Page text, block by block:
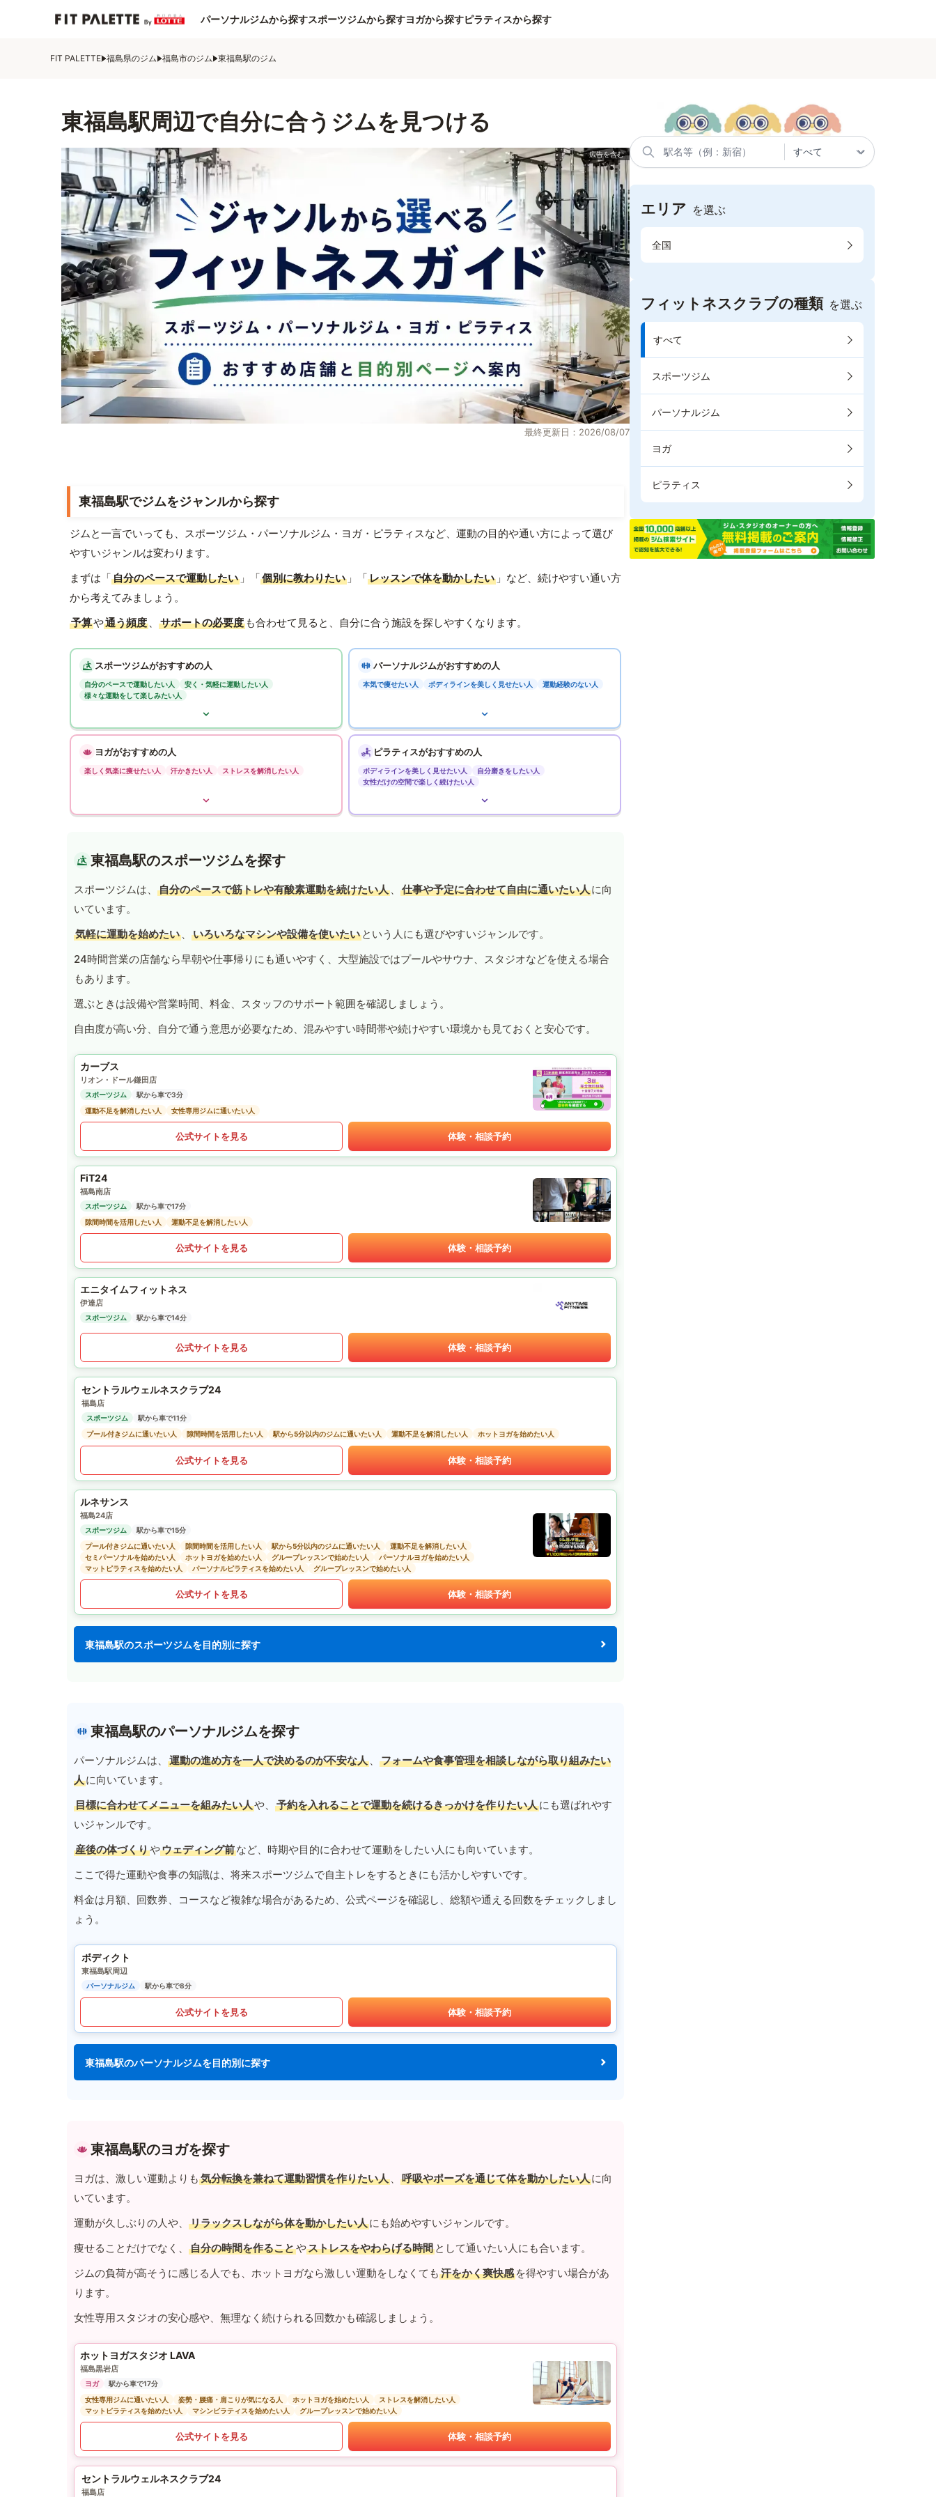
パーソナルジムから探すスポーツジムから探すヨガから探すピラティスから探す
FIT PALETTE 福島県のジム 福島市のジム 東福島駅のジム
東福島駅周辺で自分に合うジムを見つける
最終更新日：2026/08/07
東福島駅でジムをジャンルから探す
ジムと一言でいっても、スポーツジム・パーソナルジム・ヨガ・ピラティスなど、運動の目的や通い方によって選び
やすいジャンルは変わります。
まずは「自分のペースで運動したい 」「個別に教わりたい 」「レッスンで体を動かしたい 」など、続けやすい通い方
から考えてみましょう。
予算や通う頻度 、 サポートの必要度 も合わせて見ると、自分に合う施設を探しやすくなります。
スポーツジムがおすすめの人
自分のペースで運動したい人
安く・気軽に運動したい人
様々な運動をして楽しみたい人
パーソナルジムがおすすめの人
本気で痩せたい人 ボディラインを美しく見せたい人 運動経験のない人
ヨガがおすすめの人
楽しく気楽に痩せたい人 汗かきたい人 ストレスを解消したい人
ピラティスがおすすめの人
ボディラインを美しく見せたい人
自分磨きをしたい人
女性だけの空間で楽しく続けたい人
東福島駅のスポーツジムを探す
スポーツジムは、 自分のペースで筋トレや有酸素運動を続けたい人 、 仕事や予定に合わせて自由に通いたい人に向
いています。
気軽に運動を始めたい 、 いろいろなマシンや設備を使いたい という人にも選びやすいジャンルです。
24時間営業の店舗なら早朝や仕事帰りにも通いやすく、大型施設ではプールやサウナ、スタジオなどを使える場合
もあります。
選ぶときは設備や営業時間、料金、スタッフのサポート範囲を確認しましょう。
自由度が高い分、自分で通う意思が必要なため、混みやすい時間帯や続けやすい環境かも見ておくと安心です。
カーブス
リオン・ドール鎌田店
スポーツジム
駅から車で3分
運動不足を解消したい人
女性専用ジムに通いたい人
公式サイトを見る 体験・相談予約
FiT24
福島南店
スポーツジム
駅から車で17分
隙間時間を活用したい人
運動不足を解消したい人
公式サイトを見る 体験・相談予約
エニタイムフィットネス
伊達店
スポーツジム 駅から車で14分
公式サイトを見る 体験・相談予約
セントラルウェルネスクラブ24
福島店
スポーツジム
駅から車で11分
プール付きジムに通いたい人
隙間時間を活用したい人 駅から5分以内のジムに通いたい人 運動不足を解消したい人 ホットヨガを始めたい人
公式サイトを見る 体験・相談予約
ルネサンス
福島24店
スポーツジム
駅から車で15分
プール付きジムに通いたい人
隙間時間を活用したい人 駅から5分以内のジムに通いたい人
運動不足を解消したい人
セミパーソナルを始めたい人
ホットヨガを始めたい人 グループレッスンで始めたい人
パーソナルヨガを始めたい人
マットピラティスを始めたい人
パーソナルピラティスを始めたい人 グループレッスンで始めたい人
公式サイトを見る 体験・相談予約
東福島駅のスポーツジムを目的別に探す
東福島駅のパーソナルジムを探す
パーソナルジムは、 運動の進め方を一人で決めるのが不安な人 、
フォームや食事管理を相談しながら取り組みたい
人に向いています。
目標に合わせてメニューを組みたい人や、 予約を入れることで運動を続けるきっかけを作りたい人にも選ばれやす
いジャンルです。
産後の体づくりやウェディング前など、時期や目的に合わせて運動をしたい人にも向いています。
ここで得た運動や食事の知識は、将来スポーツジムで自主トレをするときにも活かしやすいです。
料金は月額、回数券、コースなど複雑な場合があるため、公式ページを確認し、総額や通える回数をチェックしまし
ょう。
ボディクト
東福島駅周辺
パーソナルジム 駅から車で8分
公式サイトを見る 体験・相談予約
東福島駅のパーソナルジムを目的別に探す
東福島駅のヨガを探す
ヨガは、激しい運動よりも 気分転換を兼ねて運動習慣を作りたい人 、 呼吸やポーズを通じて体を動かしたい人に向
いています。
運動が久しぶりの人や、
リラックスしながら体を動かしたい人にも始めやすいジャンルです。
痩せることだけでなく、
自分の時間を作ることやストレスをやわらげる時間 として通いたい人にも合います。
ジムの負荷が高そうに感じる人でも、ホットヨガなら激しい運動をしなくても 汗をかく爽快感 を得やすい場合があ
ります。
女性専用スタジオの安心感や、無理なく続けられる回数かも確認しましょう。
ホットヨガスタジオ LAVA
福島黒岩店
ヨガ
駅から車で17分
女性専用ジムに通いたい人
姿勢・腰痛・肩こりが気になる人 ホットヨガを始めたい人
ストレスを解消したい人
マットピラティスを始めたい人
マシンピラティスを始めたい人 グループレッスンで始めたい人
公式サイトを見る 体験・相談予約
セントラルウェルネスクラブ24
福島店
エリア を選ぶ
全国
フィットネスクラブの種類 を選ぶ
すべて
スポーツジム
パーソナルジム
ヨガ
ピラティス